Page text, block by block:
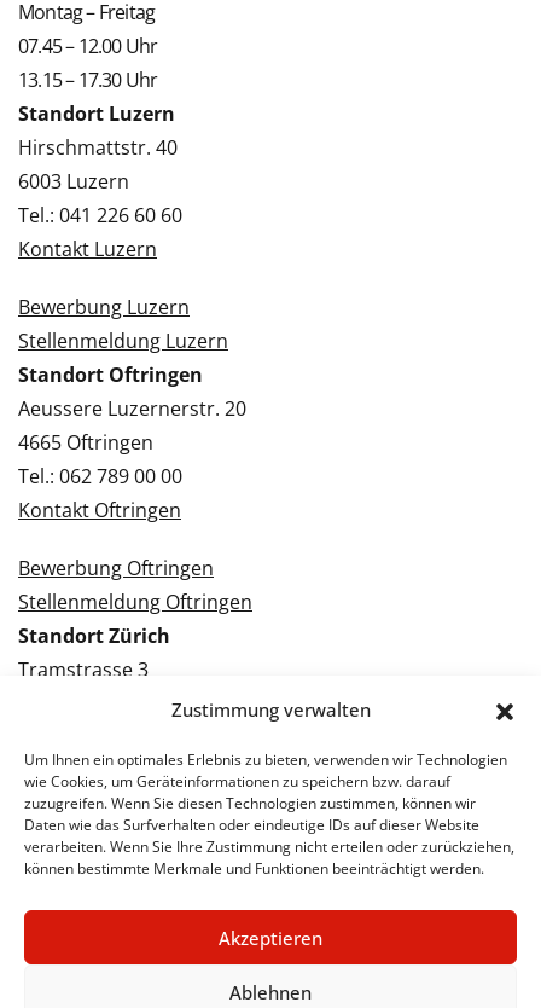
Zustimmung verwalten
Um Ihnen ein optimales Erlebnis zu bieten, verwenden wir Technologien
wie Cookies, um Geräteinformationen zu speichern bzw. darauf
zuzugreifen. Wenn Sie diesen Technologien zustimmen, können wir
Daten wie das Surfverhalten oder eindeutige IDs auf dieser Website
verarbeiten. Wenn Sie Ihre Zustimmung nicht erteilen oder zurückziehen,
können bestimmte Merkmale und Funktionen beeinträchtigt werden.
Akzeptieren
Ablehnen
Montag – Freitag
07.45 – 12.00 Uhr
13.15 – 17.30 Uhr
Standort Luzern
Hirschmattstr. 40
6003 Luzern
Tel.: 041 226 60 60
Kontakt Luzern
Bewerbung Luzern
Stellenmeldung Luzern
Standort Oftringen
Aeussere Luzernerstr. 20
4665 Oftringen
Tel.: 062 789 00 00
Kontakt Oftringen
Bewerbung Oftringen
Stellenmeldung Oftringen
Standort Zürich
Tramstrasse 3
Kontakt Zürich
Bewerbung Zürich
Stellenmeldung Zürich